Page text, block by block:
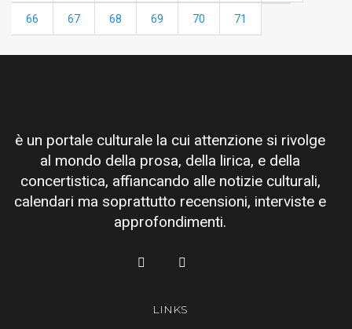
66 67 68 69 70 71
è un portale culturale la cui attenzione si rivolge
al mondo della prosa, della lirica, e della
concertistica, affiancando alle notizie culturali,
calendari ma soprattutto recensioni, interviste e
approfondimenti.
LINKS